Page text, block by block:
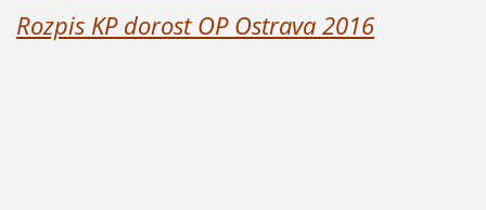
Rozpis KP dorost OP Ostrava 2016